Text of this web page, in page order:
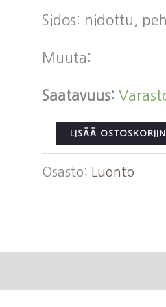
Sidos: nidottu,
Muuta:
Saatavuus:
Akeroyd,
John:
Kukat
määrä
LISÄÄ OSTOSKORIIN
Osasto: Luonto